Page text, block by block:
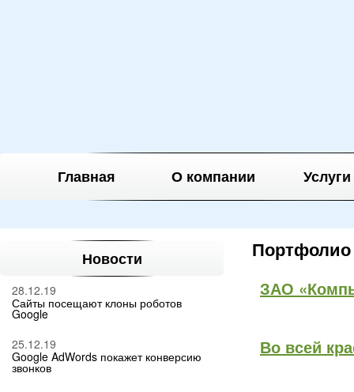
Главная О компании
Портфолио
ЗАО
Во всей
Новости
28.12.19
Сайты посещают клоны роботов
Google
25.12.19
Google AdWords покажет конверсию
звонков